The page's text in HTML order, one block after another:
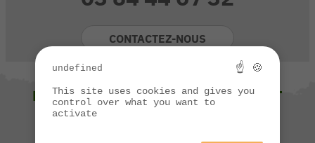
CONTACTEZ-NOUS
NOUS VOUS SUGGÉRONS ÉGALEMENT
undefined ☝ 🍪
This site uses cookies and gives you
control over what you want to
activate